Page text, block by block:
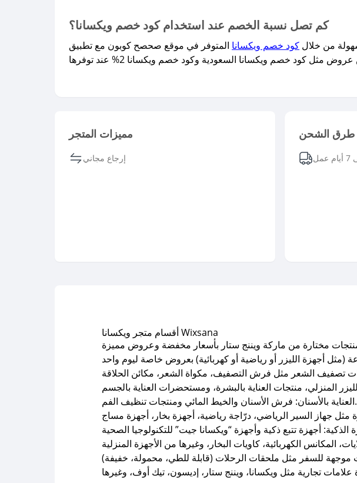
كم تصل نسبة الخصم عند استخدام كود خصم ويكسانا؟
كود خصم ويكسانا المتوفر في موقع صحصح كوبون مع تطبيق
مميزات المتجر
إرجاع مجاني
طرق الشحن
أقسام متجر ويكسانا Wixsana
العناية بالأسنان: فرش الأسنان والخيط المائي ومنتجات تنظيف الفم.